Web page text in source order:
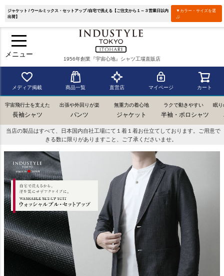
メニュー
1956年創業『宇宙心地』シャツ工場直販店
メディア掲載 商品一覧 直営店 マイページ カート
宇宙飛行士を支えた
長袖シャツ
出張や外回りが楽
パンツ
無重力の着心地
ジャケット
ラクで動きやすい
半袖・ポロシャツ
眠り
当店の製品はすべて、日本国内自社工場にて１着１着お仕立てしております。ご用意で
きる数に限りがありますこと、ご了承くださいませ。
ジャケット / ウールミックス・セットアップ /自宅で洗える【ご注文から１～３営業日以内
出荷】
▼カラー・サイズを選
ぶ